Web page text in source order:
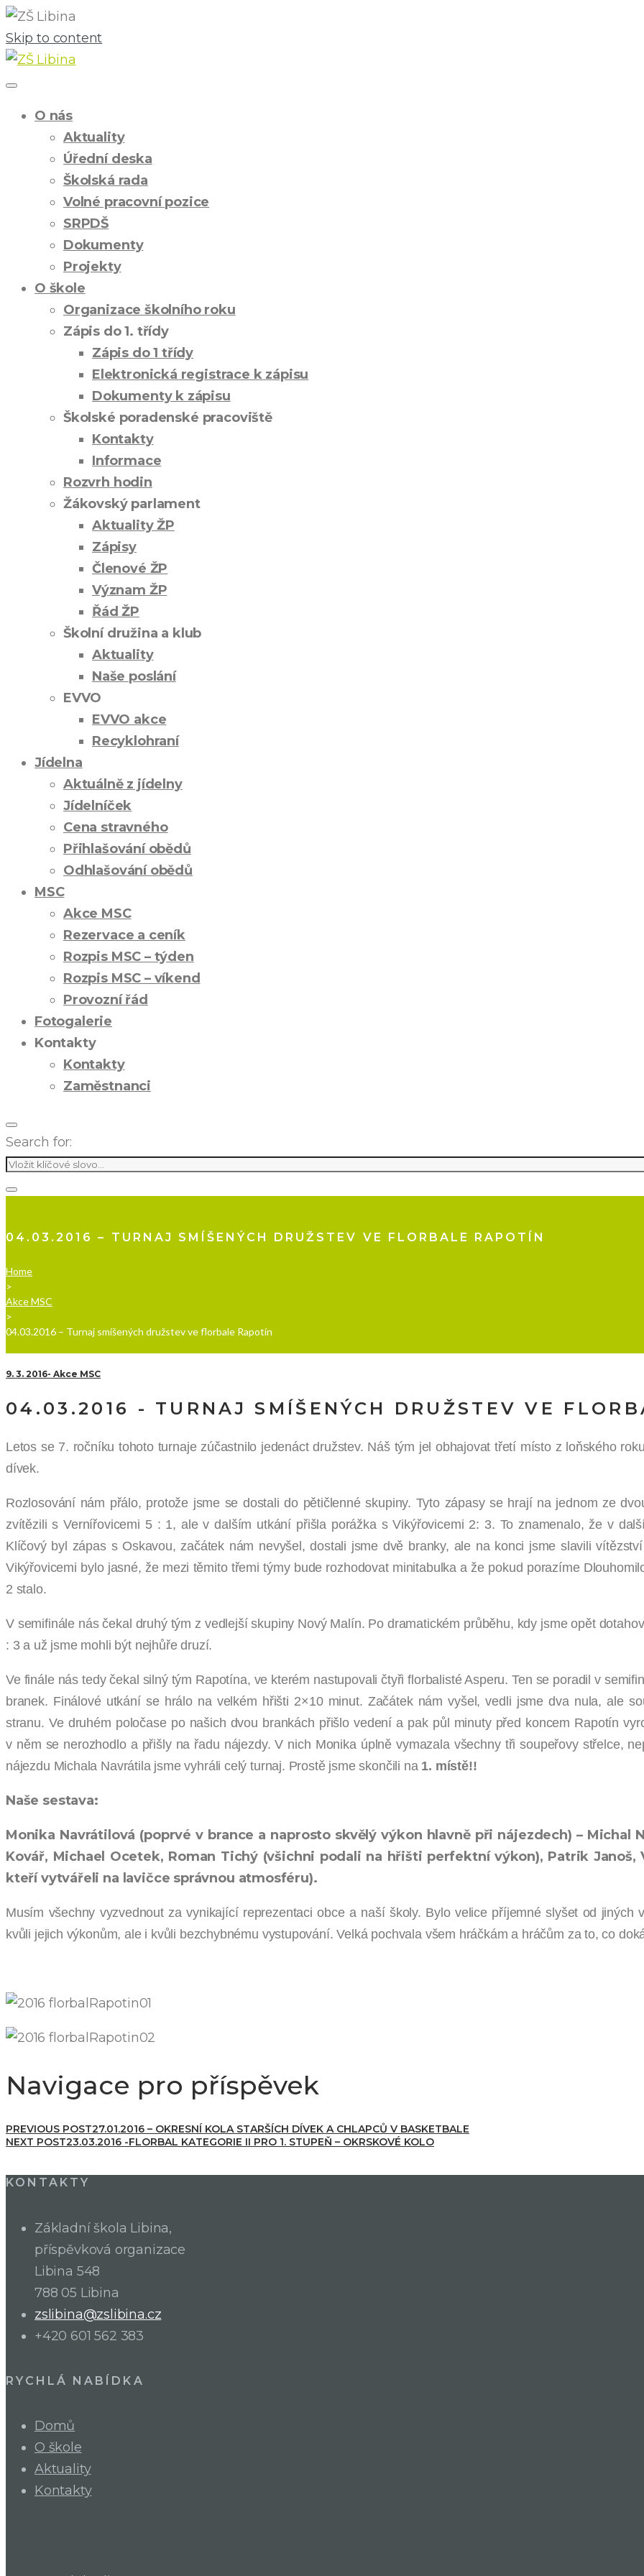
Skip to content
O nás
Aktuality
Úřední deska
Školská rada
Volné pracovní pozice
SRPDŠ
Dokumenty
Projekty
O škole
Organizace školního roku
Zápis do 1. třídy
Zápis do 1 třídy
Elektronická registrace k zápisu
Dokumenty k zápisu
Školské poradenské pracoviště
Kontakty
Informace
Rozvrh hodin
Žákovský parlament
Aktuality ŽP
Zápisy
Členové ŽP
Význam ŽP
Řád ŽP
Školní družina a klub
Aktuality
Naše poslání
EVVO
EVVO akce
Recyklohraní
Jídelna
Aktuálně z jídelny
Jídelníček
Cena stravného
Přihlašování obědů
Odhlašování obědů
MSC
Akce MSC
Rezervace a ceník
Rozpis MSC – týden
Rozpis MSC – víkend
Provozní řád
Fotogalerie
Kontakty
Kontakty
Zaměstnanci
Search for:
04.03.2016 – TURNAJ SMÍŠENÝCH DRUŽSTEV VE FLORBALE RAPOTÍN
Home
>
Akce MSC
>
04.03.2016 – Turnaj smíšených družstev ve florbale Rapotín
9. 3. 2016 Akce MSC
04.03.2016 - TURNAJ SMÍŠENÝCH DRUŽSTEV VE
Letos se 7. ročníku tohoto turnaje zúčastnilo jedenáct družstev. Náš tým jel obhajovat třetí místo z loňského
dívek.
Rozlosování nám přálo, protože jsme se dostali do pětičlenné skupiny. Tyto zápasy se hrají na jednom ze
zvítězili s Vernířovicemi 5 : 1, ale v dalším utkání přišla porážka s Vikýřovicemi 2: 3. To znamenalo, že v
Klíčový byl zápas s Oskavou, začátek nám nevyšel, dostali jsme dvě branky, ale na konci jsme slavili
Vikýřovicemi bylo jasné, že mezi těmito třemi týmy bude rozhodovat minitabulka a že pokud porazíme
2 stalo.
V semifinále nás čekal druhý tým z vedlejší skupiny Nový Malín. Po dramatickém průběhu, kdy jsme opět
: 3 a už jsme mohli být nejhůře druzí.
Ve finále nás tedy čekal silný tým Rapotína, ve kterém nastupovali čtyři florbalisté Asperu. Ten se poradil v
branek. Finálové utkání se hrálo na velkém hřišti 2×10 minut. Začátek nám vyšel, vedli jsme dva nula, ale
stranu. Ve druhém poločase po našich dvou brankách přišlo vedení a pak půl minuty před koncem Rapotín
v něm se nerozhodlo a přišly na řadu nájezdy. V nich Monika úplně vymazala všechny tři soupeřovy střelce,
nájezdu Michala Navrátila jsme vyhráli celý turnaj. Prostě jsme skončili na 1. místě!!
Naše sestava:
Monika Navrátilová (poprvé v brance a naprosto skvělý výkon hlavně při nájezdech) – Michal
Kovář, Michael Ocetek, Roman Tichý (všichni podali na hřišti perfektní výkon), Patrik Janoš,
kteří vytvářeli na lavičce správnou atmosféru).
Musím všechny vyzvednout za vynikající reprezentaci obce a naší školy. Bylo velice příjemné slyšet od jiných
kvůli jejich výkonům, ale i kvůli bezchybnému vystupování. Velká pochvala všem hráčkám a hráčům za to, co
Mgr.
Navigace pro příspěvek
PREVIOUS POST27.01.2016 – OKRESNÍ KOLA STARŠÍCH DÍVEK A CHLAPCŮ V BASKETBALE
NEXT POST23.03.2016 -FLORBAL KATEGORIE II PRO 1. STUPEŇ – OKRSKOVÉ KOLO
KONTAKTY
Základní škola Libina,
příspěvková organizace
Libina 548
788 05 Libina
zslibina@zslibina.cz
+420 601 562 383
RYCHLÁ NABÍDKA
Domů
O škole
Aktuality
Kontakty